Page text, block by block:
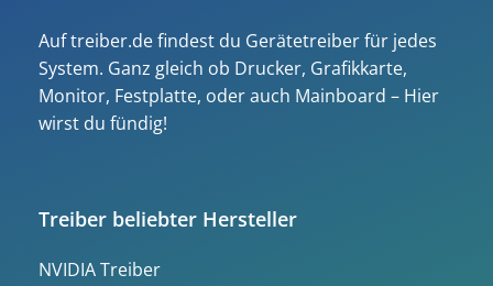
Auf treiber.de findest du Gerätetreiber für jedes
System. Ganz gleich ob Drucker, Grafikkarte,
Monitor, Festplatte, oder auch Mainboard – Hier
wirst du fündig!
Treiber beliebter Hersteller
NVIDIA Treiber